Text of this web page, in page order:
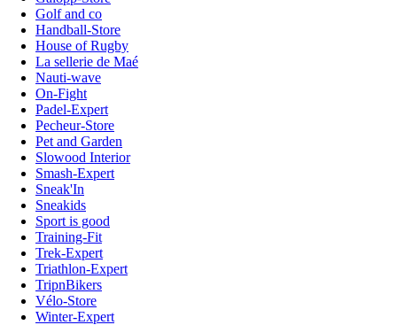
Golf and co
Handball-Store
House of Rugby
La sellerie de Maé
Nauti-wave
On-Fight
Padel-Expert
Pecheur-Store
Pet and Garden
Slowood Interior
Smash-Expert
Sneak'In
Sneakids
Sport is good
Training-Fit
Trek-Expert
Triathlon-Expert
TripnBikers
Vélo-Store
Winter-Expert